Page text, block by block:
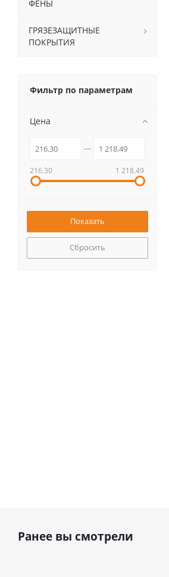
ФЕНЫ
ГРЯЗЕЗАЩИТНЫЕ
ПОКРЫТИЯ
Фильтр по параметрам
Цена
216.30 1 218.49
Сбросить
Ранее вы смотрели